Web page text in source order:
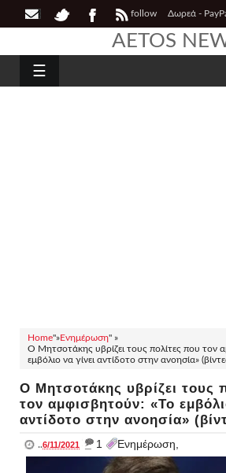
follow Δωρεά -
AETOS
☰
Home"»Ενημέρωση" »
Ο Μητσοτάκης υβρίζει τους πολίτες που τον
εμβόλιο να γίνει αντίδοτο στην ανοησία»
Ο Μητσοτάκης υβρίζει τους
τον αμφισβητούν: «Το
αντίδοτο στην ανοησία»
..6/11/2021 _ 1 Ενημέρωση,